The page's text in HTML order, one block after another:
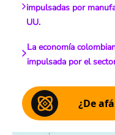
impulsadas por
UU.
La economía
impulsada por el
¿De